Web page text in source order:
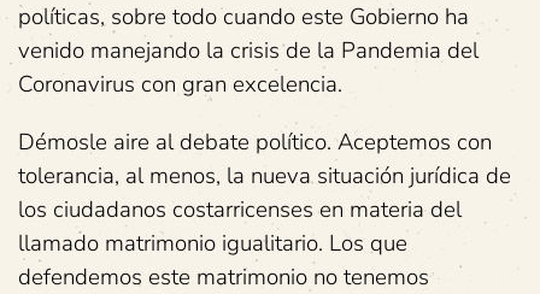
políticas, sobre todo cuando este Gobierno ha
venido manejando la crisis de la Pandemia del
Coronavirus con gran excelencia.
Démosle aire al debate político. Aceptemos con
tolerancia, al menos, la nueva situación jurídica de
los ciudadanos costarricenses en materia del
llamado matrimonio igualitario. Los que
defendemos este matrimonio no tenemos